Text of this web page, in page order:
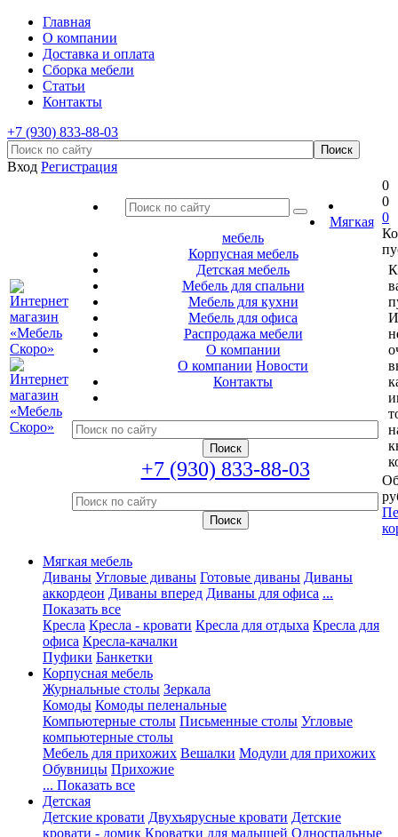
Главная
О компании
Доставка и оплата
Сборка мебели
Статьи
Контакты
+7 (930) 833-88-03
Вход Регистрация
Мягкая
мебель
Корпусная мебель
Детская мебель
Мебель для спальни
Мебель для кухни
Мебель для офиса
Распродажа мебели
О компании
О компании Новости
Контакты
+7 (930) 833-88-03
0
0
0
Мягкая мебель
Диваны Угловые диваны Готовые диваны Диваны
аккордеон Диваны вперед Диваны для офиса ...
Показать все
Кресла Кресла - кровати Кресла для отдыха Кресла для
офиса Кресла-качалки
Пуфики Банкетки
Корпусная мебель
Журнальные столы Зеркала
Комоды Комоды пеленальные
Компьютерные столы Письменные столы Угловые
компьютерные столы
Мебель для прихожих Вешалки Модули для прихожих
Обувницы Прихожие
... Показать все
Детская
Детские кровати Двухъярусные кровати Детские
кровати - домик Кроватки для малышей Односпальные